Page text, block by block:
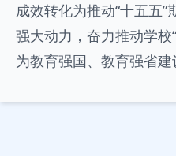
成效转化为推动“十五五
强大动力，奋力推动学校
为教育强国、教育强省建